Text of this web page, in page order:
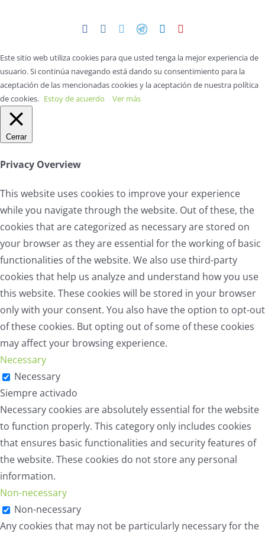
FacebookInstagram
Twitter
TelegramLinkedIn
Este sitio web utiliza cookies para que usted tenga la mejor experiencia de
usuario. Si continúa navegando está dando su consentimiento para la
aceptación de las mencionadas cookies y la aceptación de nuestra política
de cookies. Estoy de acuerdo Ver más
Cerrar
Privacy Overview
This website uses cookies to improve your experience
while you navigate through the website. Out of these, the
cookies that are categorized as necessary are stored on
your browser as they are essential for the working of basic
functionalities of the website. We also use third-party
cookies that help us analyze and understand how you use
this website. These cookies will be stored in your browser
only with your consent. You also have the option to opt-out
of these cookies. But opting out of some of these cookies
may affect your browsing experience.
Necessary
Necessary
Siempre activado
Necessary cookies are absolutely essential for the website
to function properly. This category only includes cookies
that ensures basic functionalities and security features of
the website. These cookies do not store any personal
information.
Non-necessary
Non-necessary
Any cookies that may not be particularly necessary for the